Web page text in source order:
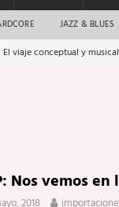
JAZZ & BLUES
El viaje conceptual y
que van a escucharte te
certificados
Nos vemos en
2018